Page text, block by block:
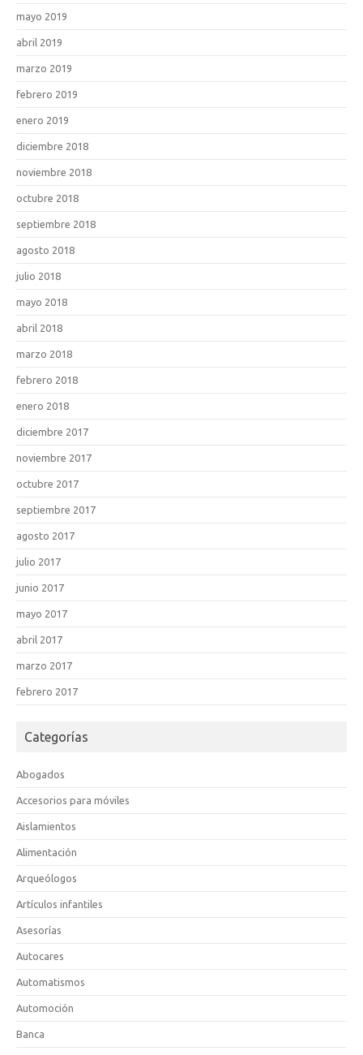
mayo 2019
abril 2019
marzo 2019
febrero 2019
enero 2019
diciembre 2018
noviembre 2018
octubre 2018
septiembre 2018
agosto 2018
julio 2018
mayo 2018
abril 2018
marzo 2018
febrero 2018
enero 2018
diciembre 2017
noviembre 2017
octubre 2017
septiembre 2017
agosto 2017
julio 2017
junio 2017
mayo 2017
abril 2017
marzo 2017
febrero 2017
Categorías
Abogados
Accesorios para móviles
Aislamientos
Alimentación
Arqueólogos
Artículos infantiles
Asesorías
Autocares
Automatismos
Automoción
Banca